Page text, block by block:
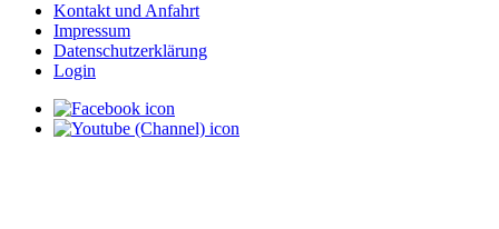
Kontakt und Anfahrt
Impressum
Datenschutzerklärung
Login